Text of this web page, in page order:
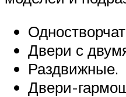
Двери с
Раздвижные.
Двери-